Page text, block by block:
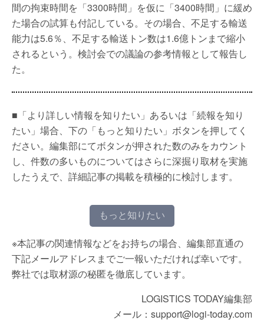
間の拘束時間を「3300時間」を仮に「3400時間」に緩め
た場合の試算も付記している。その場合、不足する輸送
能力は5.6％、不足する輸送トン数は1.6億トンまで縮小
されるという。検討会での議論の参考情報として報告し
た。
■「より詳しい情報を知りたい」あるいは「続報を知り
たい」場合、下の「もっと知りたい」ボタンを押してく
ださい。編集部にてボタンが押された数のみをカウント
し、件数の多いものについてはさらに深掘り取材を実施
したうえで、詳細記事の掲載を積極的に検討します。
もっと知りたい
※本記事の関連情報などをお持ちの場合、編集部直通の
下記メールアドレスまでご一報いただければ幸いです。
弊社では取材源の秘匿を徹底しています。
LOGISTICS TODAY編集部
メール：support@logi-today.com